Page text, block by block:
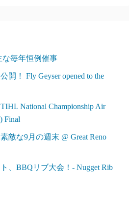
な毎年恒例催事
開！ Fly Geyser opened to the
National Championship Air
Final
敵な9月の週末 @ Great Reno
、BBQリブ大会！- Nugget Rib